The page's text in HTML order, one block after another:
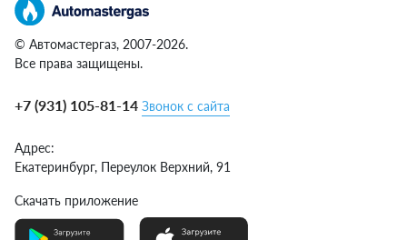
© Автомастергаз, 2007-2026.
Все права защищены.
+7 (931) 105-81-14 Звонок с сайта
Адрес:
Екатеринбург, Переулок Верхний, 91
Скачать приложение